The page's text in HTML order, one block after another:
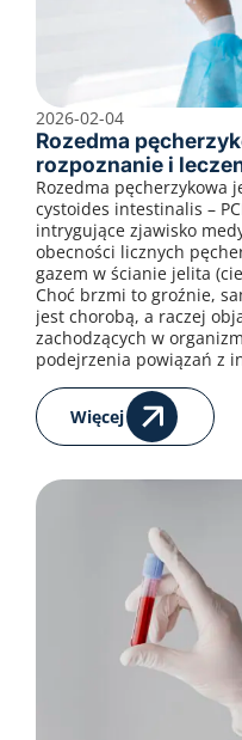
Rozedma
rozpoznanie i
2026-02-04
Rozedma pęcherzykowa
cystoides intestinalis –
intrygujące zjawisko
obecności licznych
gazem w ścianie jelita
Choć brzmi to groźnie,
jest chorobą, a raczej
zachodzących w
podejrzenia powiązań z
Więcej